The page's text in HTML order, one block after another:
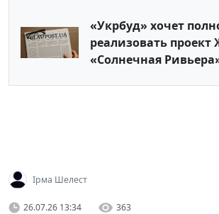
«Укрбуд» хочет
реализовать проект
«Солнечная
Ірма Шелест
26.07.26 13:34 363